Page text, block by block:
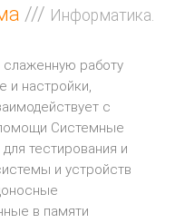
/// Информатика.
работу
и настройки,
с
Системные
тестирования и
и устройств
в памяти